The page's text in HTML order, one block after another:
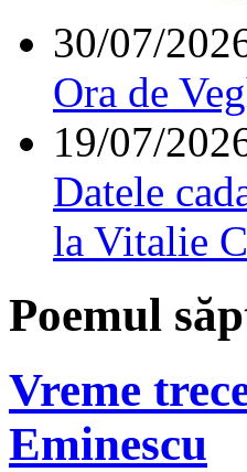
30/07/
Ora de
19/07/
Datele
la Vitalie
Poemul
Vreme
Eminescu